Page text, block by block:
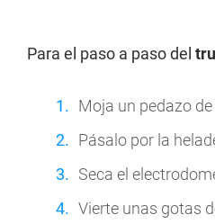
Para el paso a paso del
Moja un pedazo
Pásalo por la
Seca el
Vierte unas gotas